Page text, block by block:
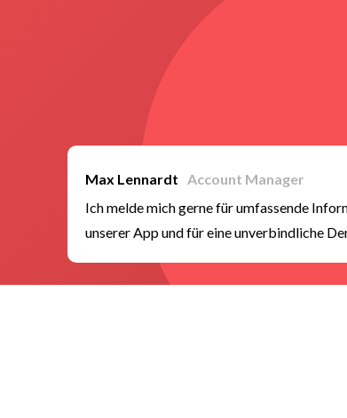
Max Lennardt Account Manager
Ich melde mich gerne für umfassende
unserer App und für eine unverbindliche